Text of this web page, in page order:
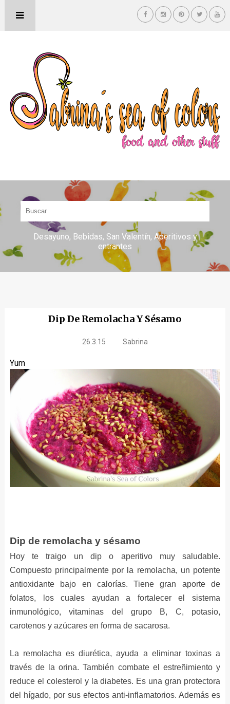
Desayuno Bebidas San Valentín Aperitivos y
entrantes
Dip De Remolacha Y Sésamo
26.3.15 Sabrina
Yum
Dip de remolacha y sésamo
Hoy te traigo un dip o aperitivo muy saludable.
Compuesto principalmente por la remolacha, un potente
antioxidante bajo en calorías. Tiene gran aporte de
folatos, los cuales ayudan a fortalecer el sistema
inmunológico, vitaminas del grupo B, C, potasio,
carotenos y azúcares en forma de sacarosa.
La remolacha es diurética, ayuda a eliminar toxinas a
través de la orina. También combate el estreñimiento y
reduce el colesterol y la diabetes. Es una gran protectora
del hígado, por sus efectos anti-inflamatorios. Además es